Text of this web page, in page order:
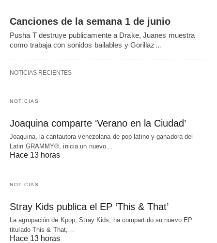
Canciones de la semana 1 de junio
Pusha T destruye publicamente a Drake, Juanes muestra
como trabaja con sonidos bailables y Gorillaz…
NOTICIAS RECIENTES
NOTICIAS
Joaquina comparte ‘Verano en la Ciudad’
Joaquina, la cantautora venezolana de pop latino y ganadora del
Latin GRAMMY®, inicia un nuevo…
Hace 13 horas
NOTICIAS
Stray Kids publica el EP ‘This & That’
La agrupación de Kpop, Stray Kids, ha compartido su nuevo EP
titulado This & That,…
Hace 13 horas